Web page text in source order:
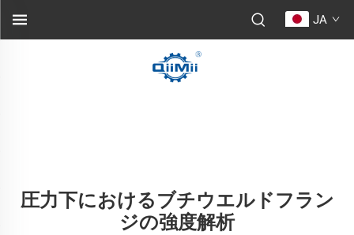
JA
圧力下におけるブチウエルドフラン
ジの強度解析